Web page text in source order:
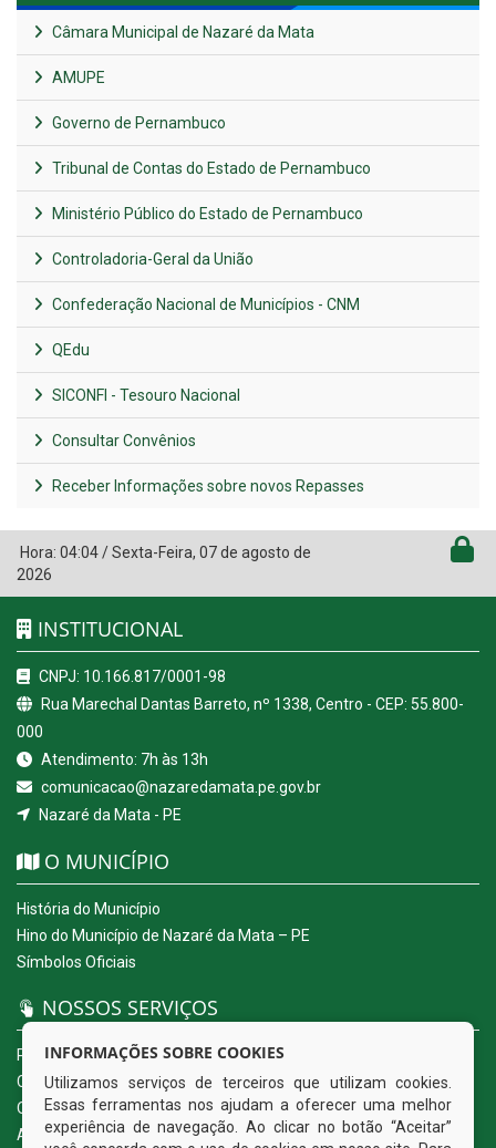
Câmara Municipal de Nazaré da Mata
AMUPE
Governo de Pernambuco
Tribunal de Contas do Estado de Pernambuco
Ministério Público do Estado de Pernambuco
Controladoria-Geral da União
Confederação Nacional de Municípios - CNM
QEdu
SICONFI - Tesouro Nacional
Consultar Convênios
Receber Informações sobre novos Repasses
Hora: 04:04/Sexta-Feira, 07 de agosto de
2026
INSTITUCIONAL
CNPJ: 10.166.817/0001-98
Rua Marechal Dantas Barreto, nº 1338, Centro - CEP: 55.800-
000
Atendimento: 7h às 13h
comunicacao@nazaredamata.pe.gov.br
Nazaré da Mata - PE
O MUNICÍPIO
História do Município
Hino do Município de Nazaré da Mata – PE
Símbolos Oficiais
NOSSOS SERVIÇOS
Portal da Transparência
Carta de Serviços ao Usuário
Ouvidoria Eletrônica
Acesso a Informação (eSIC)
INFORMAÇÕES SOBRE COOKIES
Utilizamos serviços de terceiros que utilizam cookies.
Essas ferramentas nos ajudam a oferecer uma melhor
experiência de navegação. Ao clicar no botão “Aceitar”